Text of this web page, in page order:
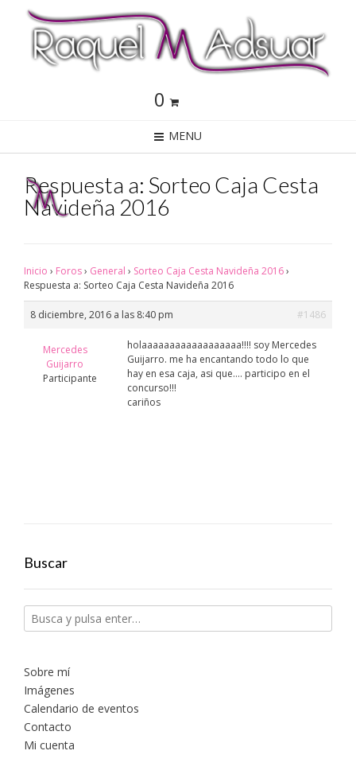
0
MENU
Respuesta a: Sorteo Caja Cesta
Navideña 2016
Inicio › Foros› General › Sorteo Caja Cesta Navideña 2016›
Respuesta a: Sorteo Caja Cesta Navideña 2016
8 diciembre, 2016 a las 8:40 pm #1486
Mercedes
Guijarro
Participante
holaaaaaaaaaaaaaaaaaa!!!! soy Mercedes
Guijarro. me ha encantando todo lo que
hay en esa caja, asi que…. participo en el
concurso!!!
cariños
Buscar
Sobre mí
Imágenes
Calendario de eventos
Contacto
Mi cuenta